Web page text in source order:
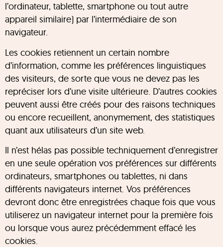
l’ordinateur, tablette, smartphone ou tout autre
appareil similaire) par l’intermédiaire de son
navigateur.
Les cookies retiennent un certain nombre
d’information, comme les préférences linguistiques
des visiteurs, de sorte que vous ne devez pas les
repréciser lors d’une visite ultérieure. D’autres cookies
peuvent aussi être créés pour des raisons techniques
ou encore recueillent, anonymement, des statistiques
quant aux utilisateurs d’un site web.
Il n’est hélas pas possible techniquement d’enregistrer
en une seule opération vos préférences sur différents
ordinateurs, smartphones ou tablettes, ni dans
différents navigateurs internet. Vos préférences
devront donc être enregistrées chaque fois que vous
utiliserez un navigateur internet pour la première fois
ou lorsque vous aurez précédemment effacé les
cookies.